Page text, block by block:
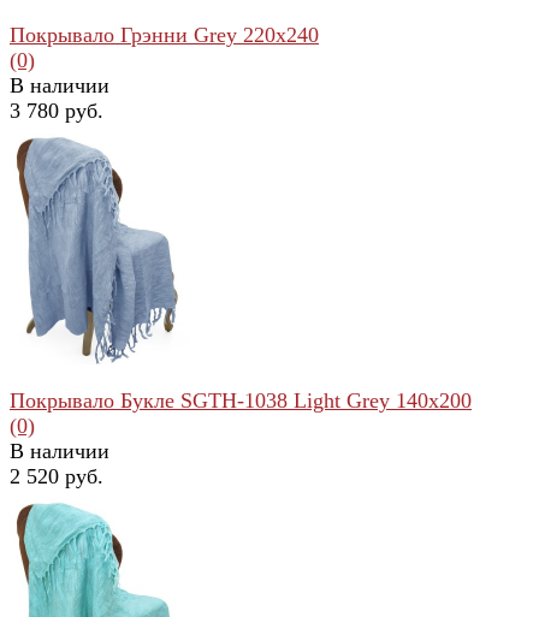
избранное сравнить
Покрывало Грэнни Grey 220x240
(0)
В наличии
3 780 руб.
Покрывало Букле SGTH-1038 Light Grey 140x200
(0)
В наличии
2 520 руб.